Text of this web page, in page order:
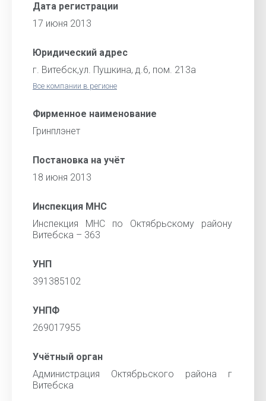
Дата регистрации
17 июня 2013
Юридический адрес
г. Витебск,ул. Пушкина, д.6, пом. 213а
Все компании в регионе
Фирменное наименование
Гринплэнет
Постановка на учёт
18 июня 2013
Инспекция МНС
Инспекция МНС по Октябрьскому району
Витебска – 363
УНП
391385102
УНПФ
269017955
Учётный орган
Администрация Октябрьского района г
Витебска